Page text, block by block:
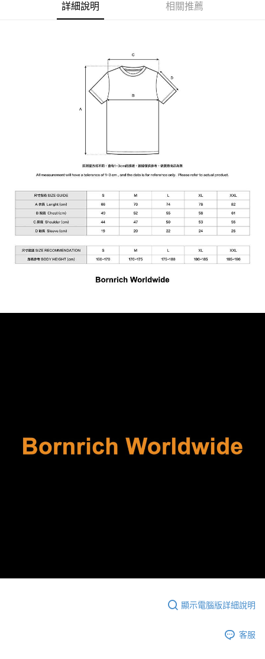
全家取貨付款
每筆NT$60，滿NT$399(含以上)免運費
每筆NT$60，滿NT$399(含以上)免運費
每筆NT$60，滿NT$399(含以上)免運費
順豐快遞宅配
付款後門市自取
免運費
詳細說明 相關推薦
顯示電腦版詳細說明
客服